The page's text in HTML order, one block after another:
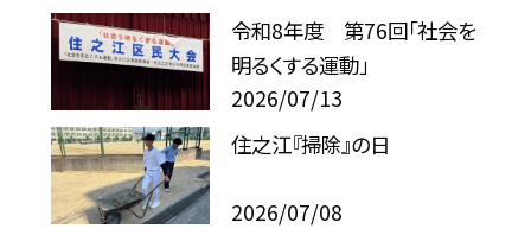
令和8年度 第76回「社会を
明るくする運動」
2026/07/13
住之江『掃除』の日
2026/07/08